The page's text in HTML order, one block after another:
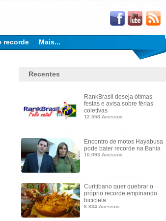
recorde Mais...
Recentes
RankBrasil deseja ótimas
festas e avisa sobre férias
coletivas
12.558 Acessos
Encontro de motos Hayabusa
pode bater recorde na Bahia
10.093 Acessos
Curitibano quer quebrar o
próprio recorde empinando
bicicleta
8.834 Acessos